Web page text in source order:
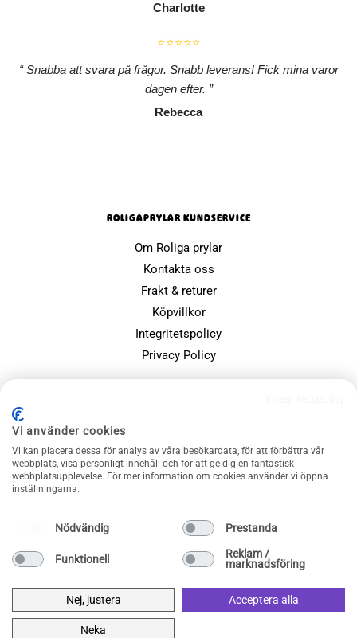
Charlotte
⭐⭐⭐⭐⭐
Snabba att svara på frågor. Snabb leverans! Fick mina varor
dagen efter.
Rebecca
ROLIGAPRYLAR KUNDSERVICE
Om Roliga prylar
Kontakta oss
Frakt & returer
Köpvillkor
Integritetspolicy
Privacy Policy
Julklappsspelet
Merchandise
Vi använder cookies
Vi kan placera dessa för analys av våra besökardata, för att förbättra vår
webbplats, visa personligt innehåll och för att ge dig en fantastisk
webbplatsupplevelse. För mer information om cookies använder vi öppna
inställningarna.
Nödvändig Prestanda
Funktionell
Reklam /
marknadsföring
Nej, justera Acceptera alla
Neka